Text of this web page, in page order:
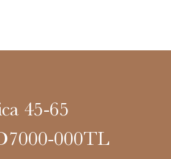
45-65
000TL